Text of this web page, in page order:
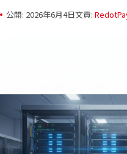
联系我们
公開: 2026年6月4日文責: